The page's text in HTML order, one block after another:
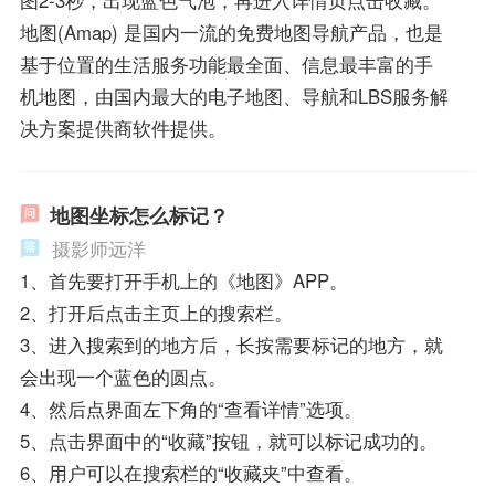
地图(Amap) 是国内一流的免费地图导航产品，也是
基于位置的生活服务功能最全面、信息最丰富的手
机地图，由国内最大的电子地图、导航和LBS服务解
决方案提供商软件提供。
地图坐标怎么标记？
摄影师远洋
1、首先要打开手机上的《地图》APP。
2、打开后点击主页上的搜索栏。
3、进入搜索到的地方后，长按需要标记的地方，就
会出现一个蓝色的圆点。
4、然后点界面左下角的“查看详情”选项。
5、点击界面中的“收藏”按钮，就可以标记成功的。
6、用户可以在搜索栏的“收藏夹”中查看。